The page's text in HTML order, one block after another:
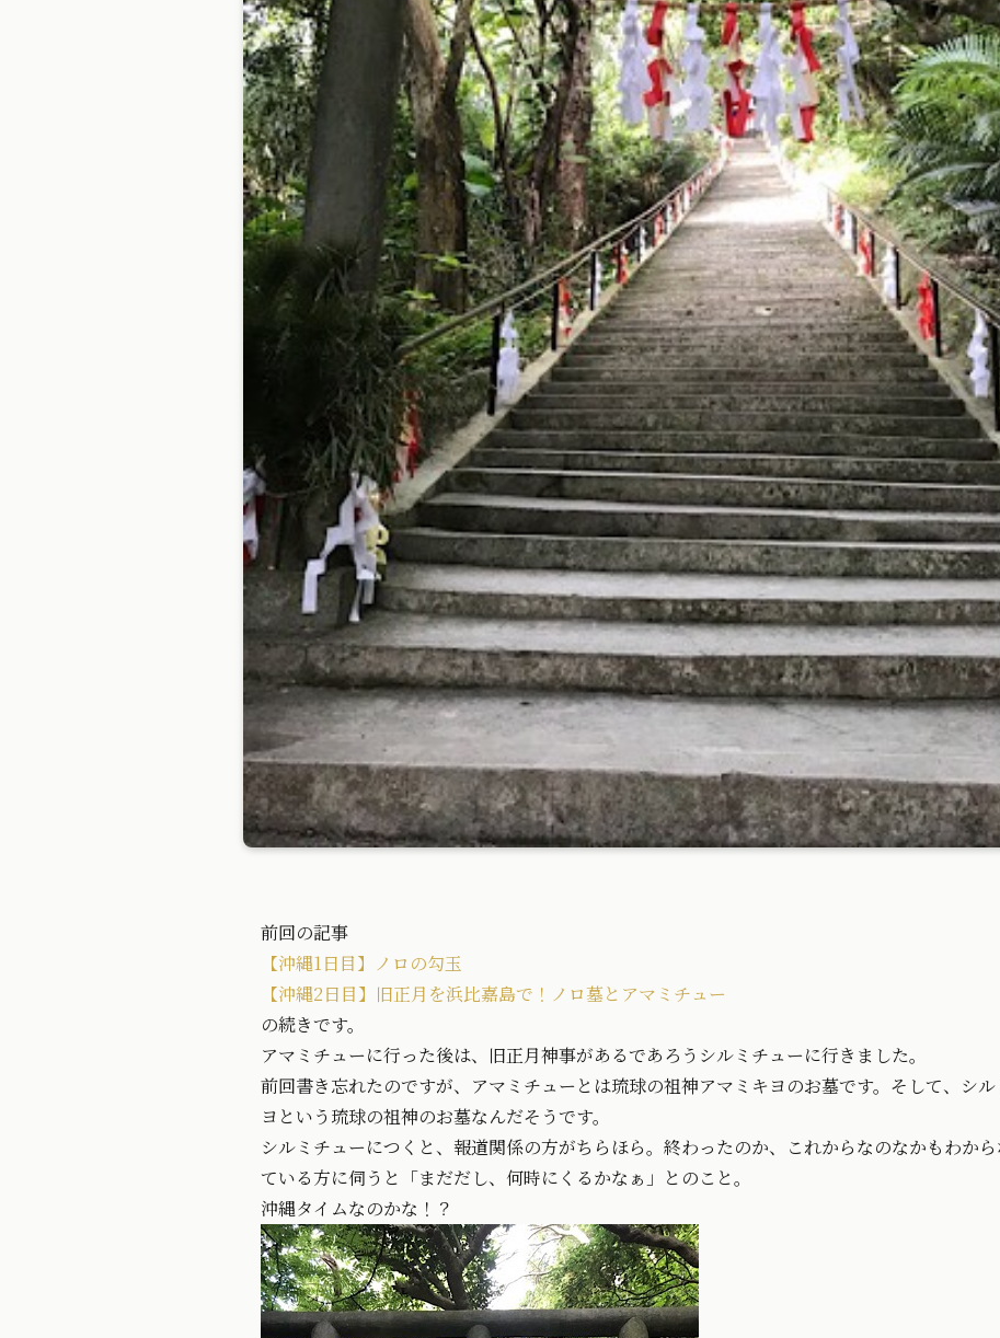
前回の記事
【沖縄1日目】ノロの勾玉
【沖縄2日目】旧正月を浜比嘉島で！ノロ墓とアマミチュー
の続きです。
アマミチューに行った後は、旧正月神事があるであろうシルミチューに行きました。
前回書き忘れたのですが、アマミチューとは琉球の祖神アマミキヨのお墓です。そして、シ
ヨという琉球の祖神のお墓なんだそうです。
シルミチューにつくと、報道関係の方がちらほら。終わったのか、これからなのなかもわか
ている方に伺うと「まだだし、何時にくるかなぁ」とのこと。
沖縄タイムなのかな！？